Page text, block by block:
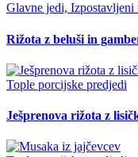
Glavne jedi, Izpostavljeni
Rižota z beluši in
Tople porcijske predjedi
Ješprenova rižota z